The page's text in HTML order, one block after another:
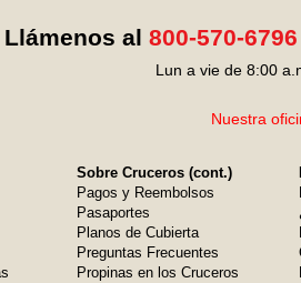
Llámenos al 800-570-6796
Lun a vie de 8:00
Nuestra
Sobre Cruceros (cont.)
Pagos y Reembolsos
Pasaportes
Planos de Cubierta
Preguntas Frecuentes
Propinas en los Cruceros